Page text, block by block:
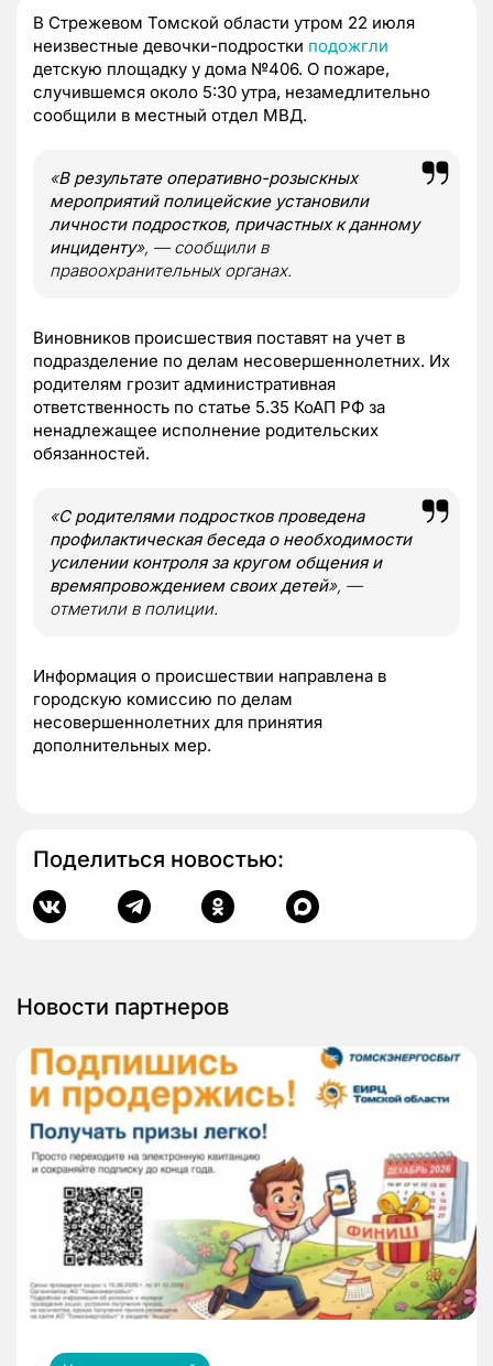
В Стрежевом Томской области утром 22 июля
неизвестные девочки-подростки подожгли
детскую площадку у дома №406. О пожаре,
случившемся около 5:30 утра, незамедлительно
сообщили в местный отдел МВД.
«В результате оперативно-розыскных
мероприятий полицейские установили
личности подростков, причастных к данному
инциденту», — сообщили в
правоохранительных органах.
Виновников происшествия поставят на учет в
подразделение по делам несовершеннолетних. Их
родителям грозит административная
ответственность по статье 5.35 КоАП РФ за
ненадлежащее исполнение родительских
обязанностей.
«С родителями подростков проведена
профилактическая беседа о необходимости
усилении контроля за кругом общения и
времяпровождением своих детей», —
отметили в полиции.
Информация о происшествии направлена в
городскую комиссию по делам
несовершеннолетних для принятия
дополнительных мер.
Поделиться новостью:
Новости партнеров